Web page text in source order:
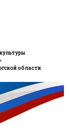
области